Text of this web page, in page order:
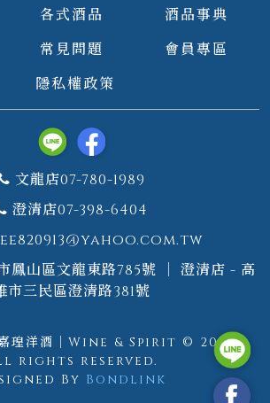
各式酒品
酒品事典
常見問題
會員專區
隱私權政策
文龍店07-780-1989
澄清店07-398-6404
鳳山區文龍東路785號 ｜ 澄清店 - 高
市三民區澄清路381號
洋酒｜Wine & Spirit © 2026.
rights reserved.
By Bondlink